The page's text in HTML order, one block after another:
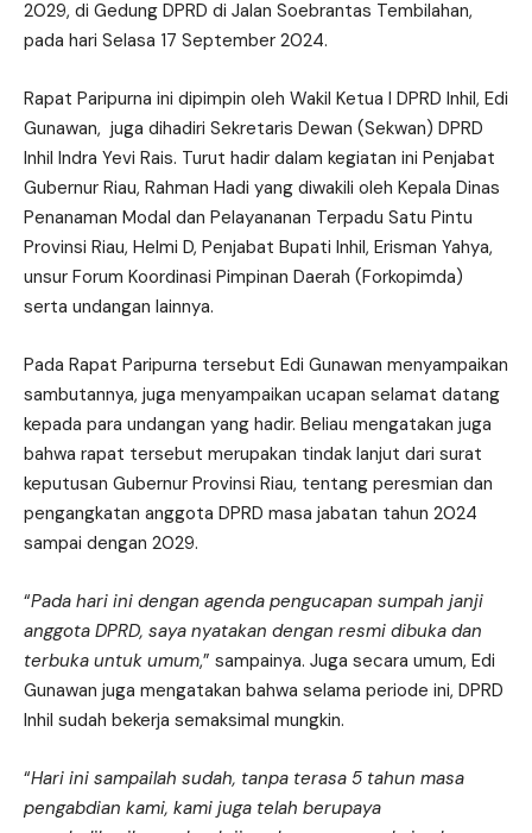
2029, di Gedung DPRD di Jalan Soebrantas Tembilahan,
pada hari Selasa 17 September 2024.
Rapat Paripurna ini dipimpin oleh Wakil Ketua I DPRD Inhil, Edi
Gunawan, juga dihadiri Sekretaris Dewan (Sekwan) DPRD
Inhil Indra Yevi Rais. Turut hadir dalam kegiatan ini Penjabat
Gubernur Riau, Rahman Hadi yang diwakili oleh Kepala Dinas
Penanaman Modal dan Pelayananan Terpadu Satu Pintu
Provinsi Riau, Helmi D, Penjabat Bupati Inhil, Erisman Yahya,
unsur Forum Koordinasi Pimpinan Daerah (Forkopimda)
serta undangan lainnya.
Pada Rapat Paripurna tersebut Edi Gunawan menyampaikan
sambutannya, juga menyampaikan ucapan selamat datang
kepada para undangan yang hadir. Beliau mengatakan juga
bahwa rapat tersebut merupakan tindak lanjut dari surat
keputusan Gubernur Provinsi Riau, tentang peresmian dan
pengangkatan anggota DPRD masa jabatan tahun 2024
sampai dengan 2029.
“Pada hari ini dengan agenda pengucapan sumpah janji
anggota DPRD, saya nyatakan dengan resmi dibuka dan
terbuka untuk umum,” sampainya. Juga secara umum, Edi
Gunawan juga mengatakan bahwa selama periode ini, DPRD
Inhil sudah bekerja semaksimal mungkin.
“Hari ini sampailah sudah, tanpa terasa 5 tahun masa
pengabdian kami, kami juga telah berupaya